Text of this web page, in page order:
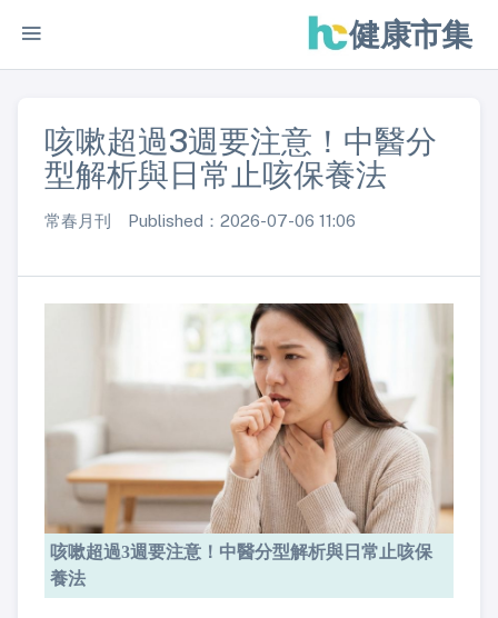
健康市集
咳嗽超過3週要注意！中醫分
型解析與日常止咳保養法
常春月刊 Published：2026-07-06 11:06
咳嗽超過3週要注意！中醫分型解析與日常止咳保
養法